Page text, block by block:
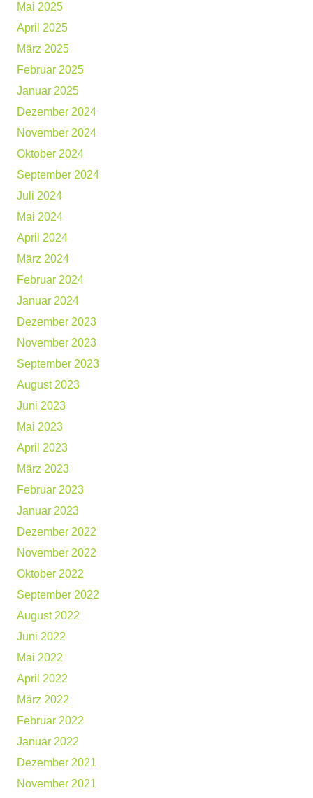
Mai 2025
April 2025
März 2025
Februar 2025
Januar 2025
Dezember 2024
November 2024
Oktober 2024
September 2024
Juli 2024
Mai 2024
April 2024
März 2024
Februar 2024
Januar 2024
Dezember 2023
November 2023
September 2023
August 2023
Juni 2023
Mai 2023
April 2023
März 2023
Februar 2023
Januar 2023
Dezember 2022
November 2022
Oktober 2022
September 2022
August 2022
Juni 2022
Mai 2022
April 2022
März 2022
Februar 2022
Januar 2022
Dezember 2021
November 2021